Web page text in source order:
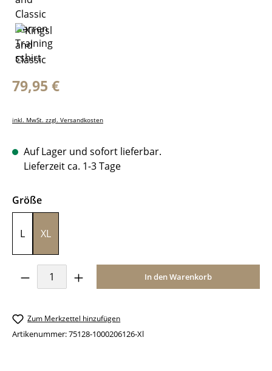
Regulärer Preis:
79,95 €
inkl. MwSt. zzgl. Versandkosten
Auf Lager und sofort lieferbar.
Lieferzeit ca. 1-3 Tage
Größeauswählen
L XL
Produkt Anzahl: Gib den gewünschten
In den Warenkorb
Zum Merkzettel hinzufügen
Artikenummer:75128-1000206126-Xl